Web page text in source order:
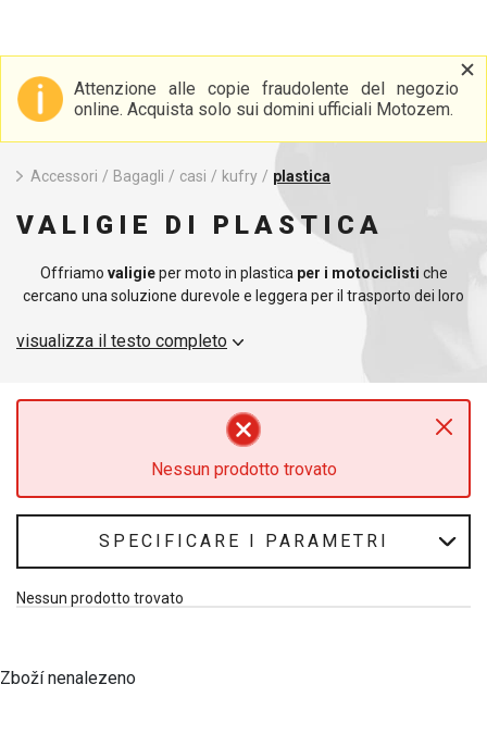
Attenzione alle copie fraudolente del negozio
online. Acquista solo sui domini ufficiali Motozem.
Accessori / Bagagli / casi / kufry / plastica
VALIGIE DI PLASTICA
Offriamo valigieper moto in plastica per i motociclisti che
cercano una soluzione durevole e leggera per il trasporto dei loro
per chi vuole combinare funzionalità e design moderno. Queste
la resistenza agli urti e agli agenti atmosferici, pur mantenendo un
peso contenuto.
per moto
progettata per massimizzare lo spazio e la facilità di installazione.
Sono ideali per i lunghi viaggi e per l'uso quotidiano e offrono
ampio spazio per tutti gli oggetti essenziali. Con un look moderno,
queste valigie sono perfette per diversi tipi di moto, da quelle da
turismo a quelle sportive.
visualizza il testo completo
Nessun prodotto trovato
SPECIFICARE I PARAMETRI
Nessun prodotto trovato
Zboží nenalezeno